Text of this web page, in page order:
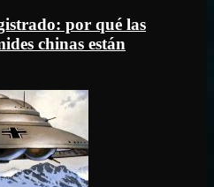
por qué las
chinas están